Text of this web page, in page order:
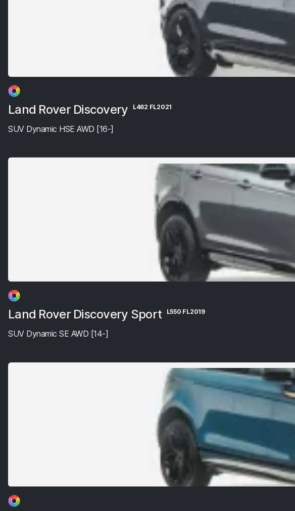
Land Rover Discovery L462 FL2021
SUV Dynamic HSE AWD [16-]
Land Rover Discovery Sport L550 FL2019
SUV Dynamic SE AWD [14-]